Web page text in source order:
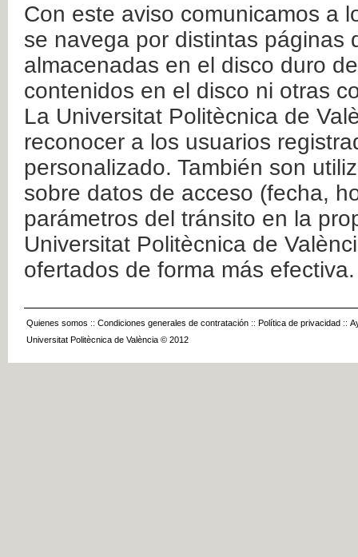
Con este aviso comunicamos a
se navega por distintas páginas
almacenadas en el disco duro
contenidos en el disco ni otras
La Universitat Politècnica de
reconocer a los usuarios
personalizado. También son
sobre datos de acceso (fecha,
parámetros del tránsito en la
Universitat Politècnica de
ofertados de forma más efectiva.
Quienes somos :: Condiciones generales de contratación :: Política de privacidad ::
Universitat Politècnica de València © 2012